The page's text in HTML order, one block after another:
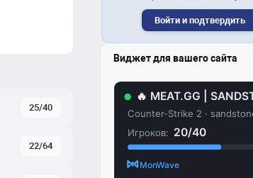
25/40
22/64
Войти и подтвердить
Виджет для вашего сайта